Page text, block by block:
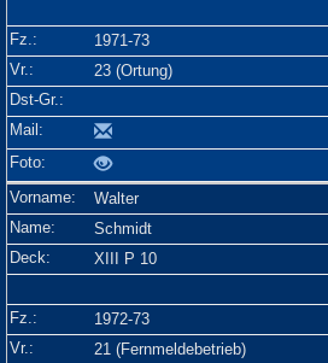
1971-73
23 (Ortung)
Walter
Schmidt
XIII P 10
1972-73
21 (Fernmeldebetrieb)